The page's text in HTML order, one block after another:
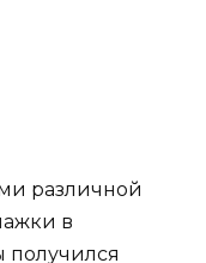
различной
в
получился